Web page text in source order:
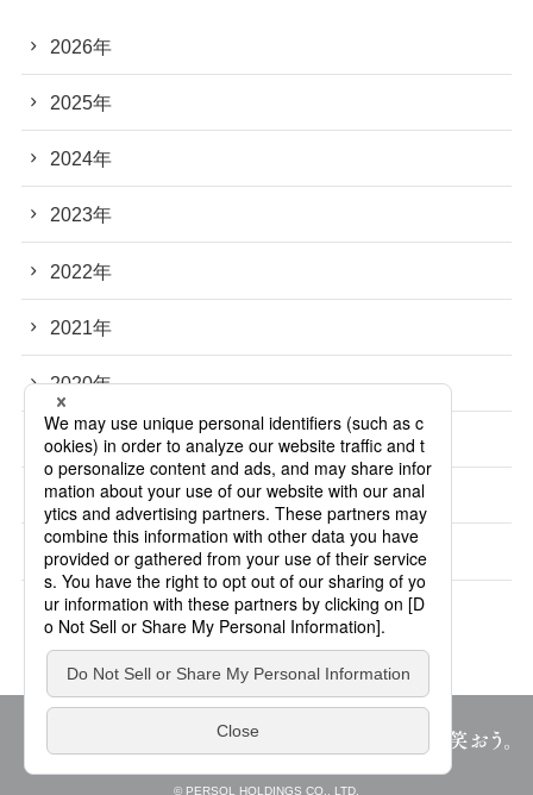
2026年
2025年
2024年
2023年
2022年
2021年
2020年
2019年
2018年
2017年
© PERSOL HOLDINGS CO., LTD.